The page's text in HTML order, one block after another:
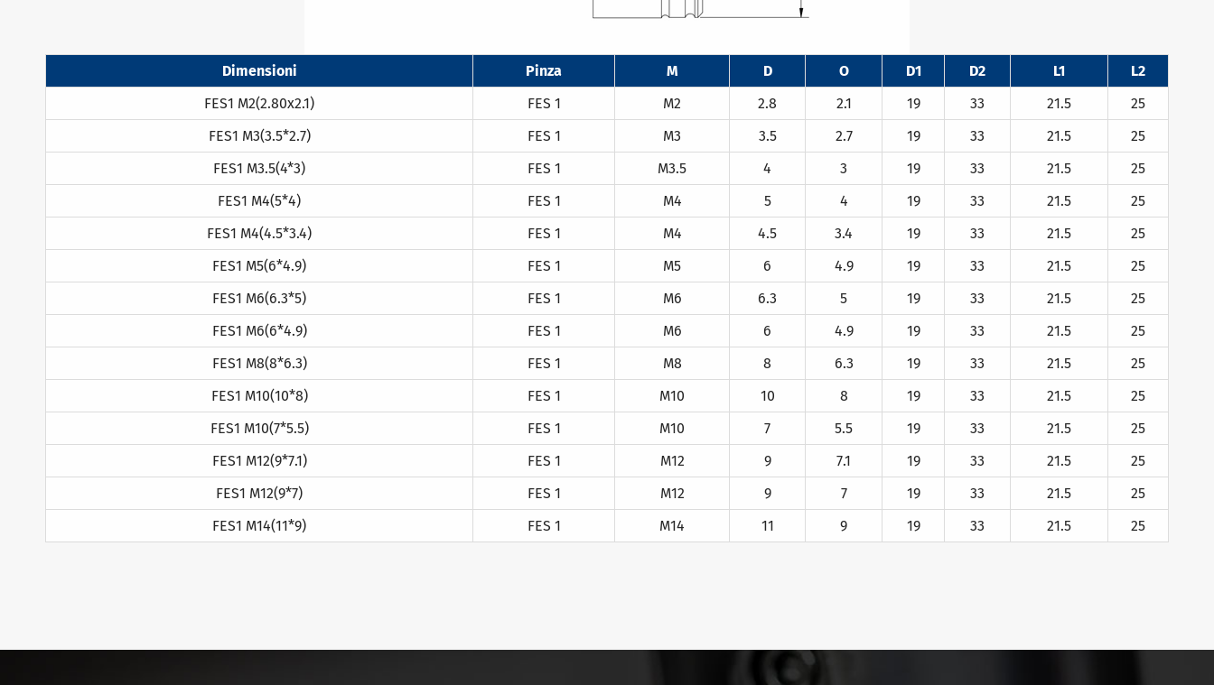
Dimensioni Pinza M D O D1 D2 L1
L2
FES1 M2(2.80x2.1)
FES 1 M2 2.8 2.1 19 33 21.5
25
FES1 M3(3.5*2.7)
FES 1 M3 3.5 2.7 19 33 21.5
25
FES1 M3.5(4*3)
FES 1 M3.5 4 3 19 33 21.5
25
FES1 M4(5*4)
FES 1 M4 5 4 19 33 21.5
25
FES1 M4(4.5*3.4)
FES 1 M4 4.5 3.4 19 33 21.5
25
FES1 M5(6*4.9)
FES 1 M5 6 4.9 19 33 21.5
25
FES1 M6(6.3*5)
FES 1 M6 6.3 5 19 33 21.5
25
FES1 M6(6*4.9)
FES 1 M6 6 4.9 19 33 21.5
25
FES1 M8(8*6.3)
FES 1 M8 8 6.3 19 33 21.5
25
FES1 M10(10*8)
FES 1 M10 10 8 19 33 21.5
25
FES1 M10(7*5.5)
FES 1 M10 7 5.5 19 33 21.5
25
FES1 M12(9*7.1)
FES 1 M12 9 7.1 19 33 21.5
25
FES1 M12(9*7)
FES 1 M12 9 7 19 33 21.5
25
FES1 M14(11*9)
FES 1 M14 11 9 19 33 21.5 25